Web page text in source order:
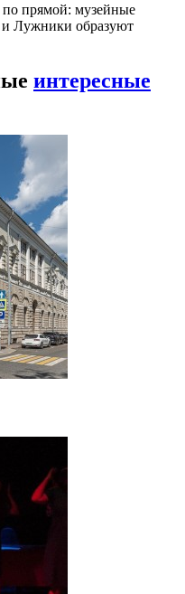
прямой: музейные
и Лужники образуют
интересные